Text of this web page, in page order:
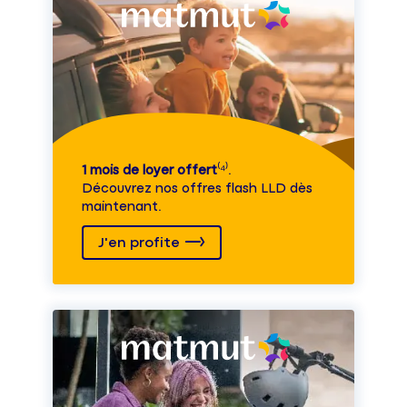
1 mois de loyer offert⁽⁴⁾.
Découvrez nos offres flash LLD dès
maintenant.
J'en profite